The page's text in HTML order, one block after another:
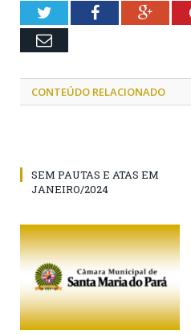
TwitterFacebook
Email
CONTEÚDO RELACIONADO
SEM PAUTAS E ATAS EM
JANEIRO/2024